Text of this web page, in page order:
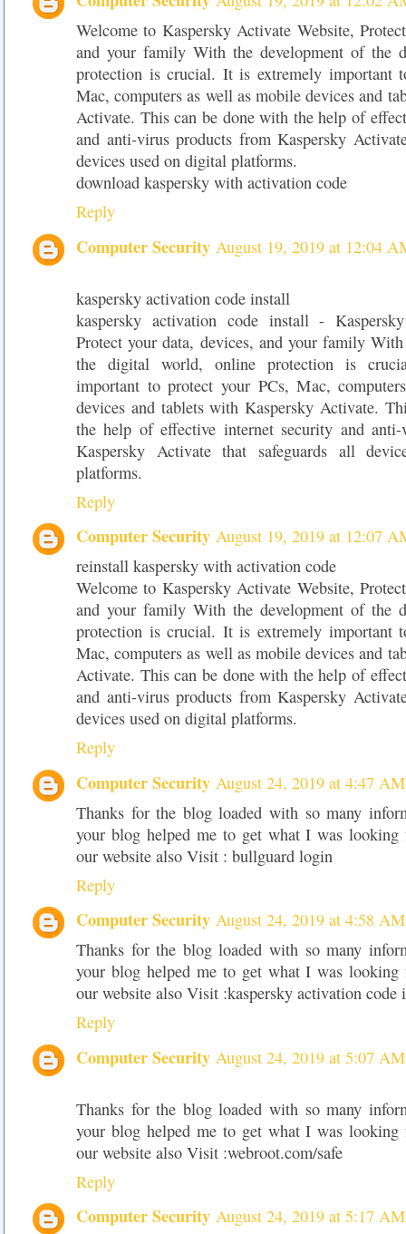
Welcome to Kaspersky Activate Website,
and your family With the development of the
protection is crucial. It is extremely important
Mac, computers as well as mobile devices and
Activate. This can be done with the help of
and anti-virus products from Kaspersky
devices used on digital platforms.
download kaspersky with activation code
Reply
Computer Security August 19, 2019 at 12:04
kaspersky activation code install
kaspersky activation code install -
Protect your data, devices, and your family
the digital world, online protection is
important to protect your PCs, Mac,
devices and tablets with Kaspersky Activate.
the help of effective internet security and
Kaspersky Activate that safeguards all
platforms.
Reply
Computer Security August 19, 2019 at 12:07
reinstall kaspersky with activation code
Welcome to Kaspersky Activate Website,
and your family With the development of the
protection is crucial. It is extremely important
Mac, computers as well as mobile devices and
Activate. This can be done with the help of
and anti-virus products from Kaspersky
devices used on digital platforms.
Reply
Computer Security August 24, 2019 at 4:47 AM
Thanks for the blog loaded with so many
your blog helped me to get what I was looking
our website also Visit : bullguard login
Reply
Computer Security August 24, 2019 at 4:58 AM
Thanks for the blog loaded with so many
your blog helped me to get what I was looking
our website also Visit :kaspersky activation code
Reply
Computer Security August 24, 2019 at 5:07 AM
Thanks for the blog loaded with so many
your blog helped me to get what I was looking
our website also Visit :webroot.com/safe
Reply
Computer Security August 24, 2019 at 5:17 AM